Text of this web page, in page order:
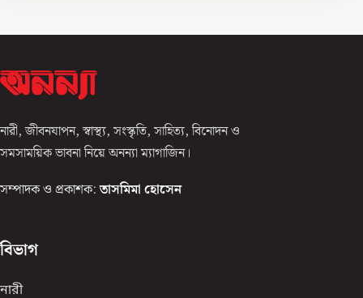
নারী, জীবনযাপন, স্বাস্থ্য, সংস্কৃতি, সাহিত্য, বিনোদন ও
সমসাময়িক ভাবনা নিয়ে অনন্যা ম্যাগাজিন।
সম্পাদক ও প্রকাশক: তাসমিমা হোসেন
বিভাগ
নারী